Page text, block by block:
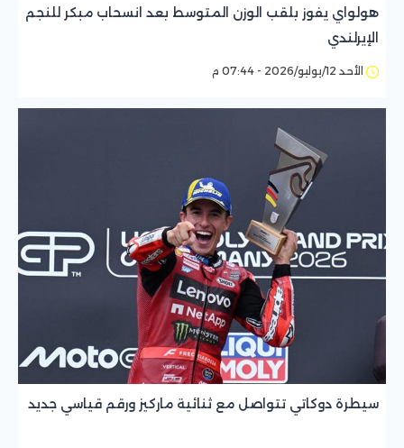
هولواي يفوز بلقب الوزن المتوسط بعد انسحاب مبكر للنجم
الإيرلندي
الأحد 12/يوليو/2026 - 07:44 م
سيطرة دوكاتي تتواصل مع ثنائية ماركيز ورقم قياسي جديد